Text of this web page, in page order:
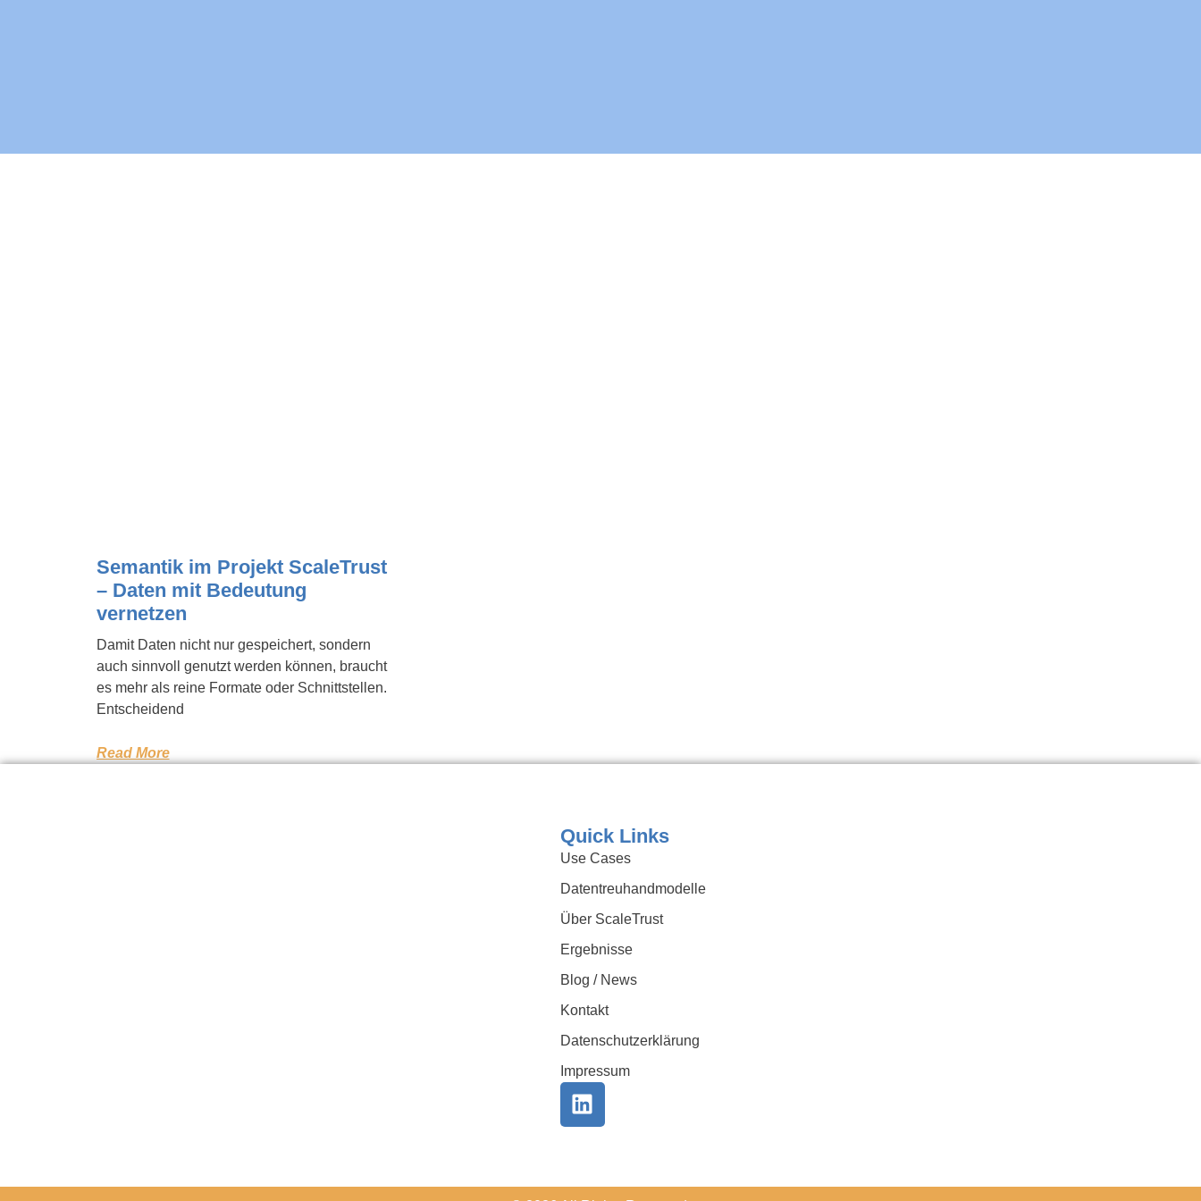
Semantik im Projekt ScaleTrust
– Daten mit Bedeutung
vernetzen
Damit Daten nicht nur gespeichert, sondern
auch sinnvoll genutzt werden können, braucht
es mehr als reine Formate oder Schnittstellen.
Entscheidend
Read More
Quick Links
Use Cases
Datentreuhandmodelle
Über ScaleTrust
Ergebnisse
Blog / News
Kontakt
Datenschutzerklärung
Impressum